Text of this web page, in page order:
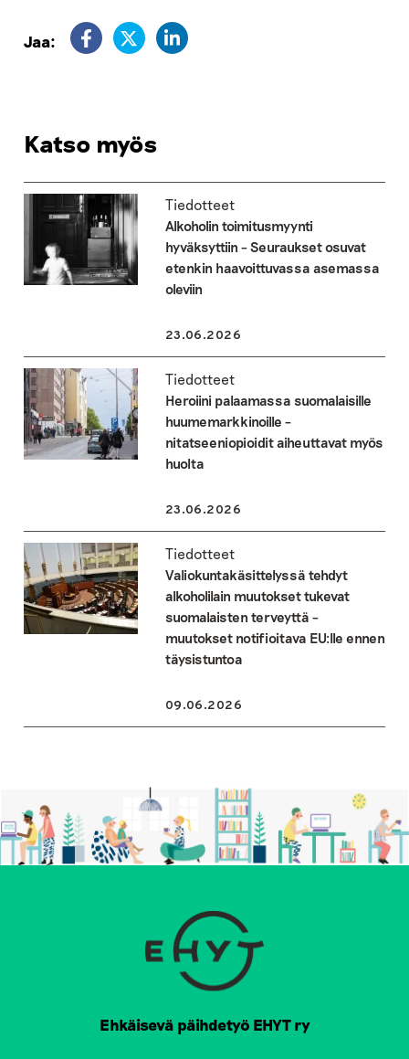
Jaa:
Katso myös
Tiedotteet
Alkoholin toimitusmyynti
hyväksyttiin – Seuraukset osuvat
etenkin haavoittuvassa asemassa
oleviin
23.06.2026
Tiedotteet
Heroiini palaamassa suomalaisille
huumemarkkinoille –
nitatseeniopioidit aiheuttavat myös
huolta
23.06.2026
Tiedotteet
Valiokuntakäsittelyssä tehdyt
alkoholilain muutokset tukevat
suomalaisten terveyttä –
muutokset notifioitava EU:lle ennen
täysistuntoa
09.06.2026
Ehkäisevä päihdetyö EHYT ry